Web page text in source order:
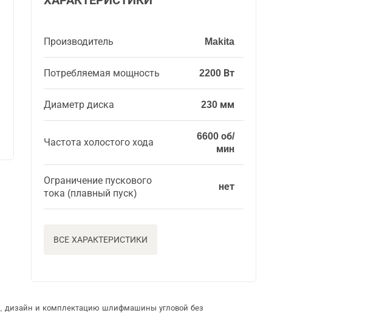
Производитель Makita
Потребляемая мощность 2200 Вт
Диаметр диска 230 мм
Частота холостого хода
6600 об/
мин
Ограничение пускового
тока (плавный пуск)
нет
ВСЕ ХАРАКТЕРИСТИКИ
дизайн и комплектацию шлифмашины угловой без